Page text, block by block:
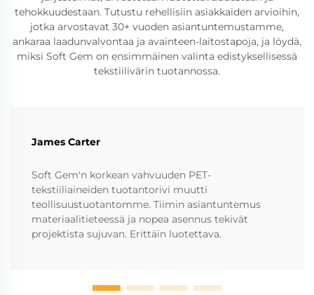
tehokkuudestaan. Tutustu rehellisiin asiakkaiden arvioihin,
jotka arvostavat 30+ vuoden asiantuntemustamme,
ankaraa laadunvalvontaa ja avainteen-laitostapoja, ja löydä,
miksi Soft Gem on ensimmäinen valinta edistyksellisessä
tekstiilivärin tuotannossa.
James Carter
Soft Gem'n korkean vahvuuden PET-
tekstiiliaineiden tuotantorivi muutti
teollisuustuotantomme. Tiimin asiantuntemus
materiaalitieteessä ja nopea asennus tekivät
projektista sujuvan. Erittäin luotettava.